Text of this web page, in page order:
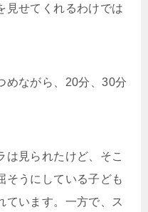
見せてくれるわけでは
めながら、20分、30分
は見られたけど、そこ
そうにしている子ども
ています。一方で、ス